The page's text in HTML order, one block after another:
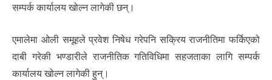
सम्पर्क कार्यालय खोल्न लागेकी छन्।
एमालेमा ओली समूहले प्रवेश निषेध गरेपनि सक्रिय राजनीतिमा फर्किएको
दाबी गरेकी भण्डारीले राजनीतिक गतिविधिमा सहजताका लागि सम्पर्क
कार्यालय खोल्न लागेकी हुन्।